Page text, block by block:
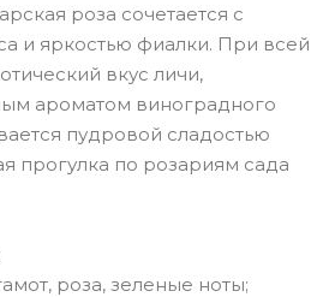
роза сочетается с
и яркостью фиалки. При всей
вкус личи,
ароматом виноградного
пудровой сладостью
прогулка по розариям сада
роза, зеленые ноты;